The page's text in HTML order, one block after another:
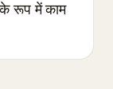
रूप में काम